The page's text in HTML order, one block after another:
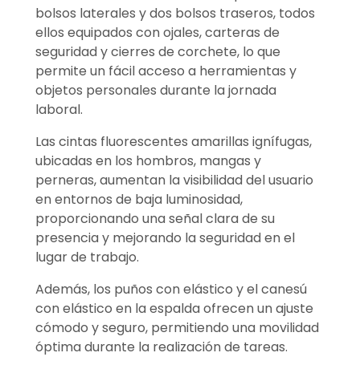
bolsos laterales y dos bolsos traseros, todos
ellos equipados con ojales, carteras de
seguridad y cierres de corchete, lo que
permite un fácil acceso a herramientas y
objetos personales durante la jornada
laboral.
Las cintas fluorescentes amarillas ignífugas,
ubicadas en los hombros, mangas y
perneras, aumentan la visibilidad del usuario
en entornos de baja luminosidad,
proporcionando una señal clara de su
presencia y mejorando la seguridad en el
lugar de trabajo.
Además, los puños con elástico y el canesú
con elástico en la espalda ofrecen un ajuste
cómodo y seguro, permitiendo una movilidad
óptima durante la realización de tareas.